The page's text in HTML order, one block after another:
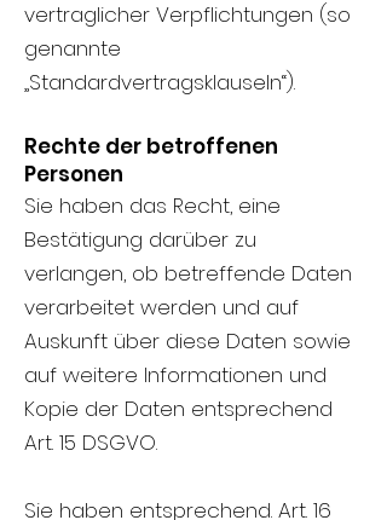
vertraglicher Verpflichtungen (so
genannte
„Standardvertragsklauseln“).
Rechte der betroffenen
Personen
Sie haben das Recht, eine
Bestätigung darüber zu
verlangen, ob betreffende Daten
verarbeitet werden und auf
Auskunft über diese Daten sowie
auf weitere Informationen und
Kopie der Daten entsprechend
Art. 15 DSGVO.
Sie haben entsprechend. Art. 16